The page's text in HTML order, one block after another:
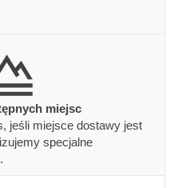
miejsc
jeśli miejsce dostawy jest
specjalne